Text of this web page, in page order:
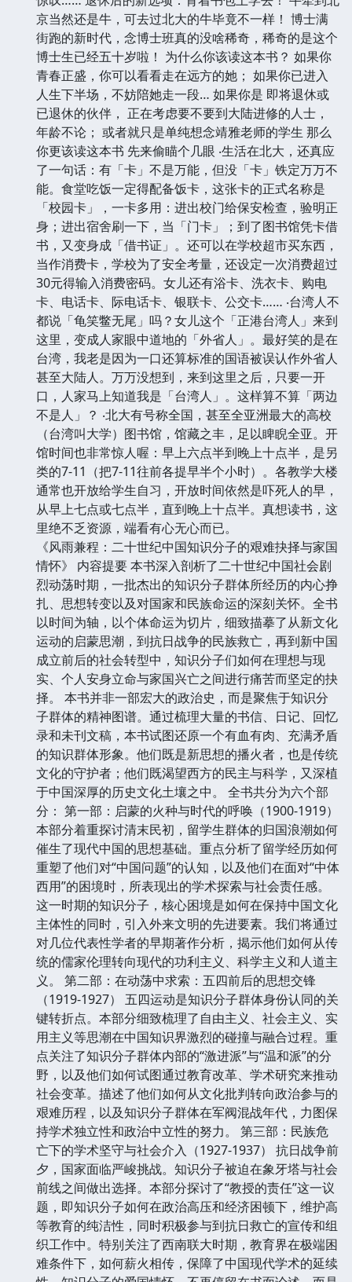
京当然还是牛，可去过北大的牛毕竟不一样！ 博士满
街跑的新时代，念博士班真的没啥稀奇，稀奇的是这个
博士生已经五十岁啦！ 为什么你该读这本书？ 如果你
青春正盛，你可以看看走在远方的她； 如果你已进入
人生下半场，不妨陪她走一段… 如果你是 即将退休或
已退休的伙伴， 正在考虑要不要到大陆进修的人士，
年龄不论； 或者就只是单纯想念靖雅老师的学生 那么
你更该读这本书 先来偷瞄个几眼 ‧生活在北大，还真应
了一句话：有「卡」不是万能，但没「卡」铁定万万不
能。食堂吃饭一定得配备饭卡，这张卡的正式名称是
「校园卡」，一卡多用：进出校门给保安检查，验明正
身；进出宿舍刷一下，当「门卡」；到了图书馆凭卡借
书，又变身成「借书证」。还可以在学校超市买东西，
当作消费卡，学校为了安全考量，还设定一次消费超过
30元得输入消费密码。女儿还有浴卡、洗衣卡、购电
卡、电话卡、际电话卡、银联卡、公交卡…… ‧台湾人不
都说「龟笑鳖无尾」吗？女儿这个「正港台湾人」来到
这里，变成人家眼中道地的「外省人」。最好笑的是在
台湾，我老是因为一口还算标准的国语被误认作外省人
甚至大陆人。万万没想到，来到这里之后，只要一开
口，人家马上知道我是「台湾人」。这样算不算「两边
不是人」？ ‧北大有号称全国，甚至全亚洲最大的高校
（台湾叫大学）图书馆，馆藏之丰，足以睥睨全亚。开
馆时间也非常惊人喔：早上六点半到晚上十点半，是另
类的7-11（把7-11往前各提早半个小时）。各教学大楼
通常也开放给学生自习，开放时间依然是吓死人的早，
从早上七点或七点半，直到晚上十点半。真想读书，这
里绝不乏资源，端看有心无心而已。
《风雨兼程：二十世纪中国知识分子的艰难抉择与家国
情怀》 内容提要 本书深入剖析了二十世纪中国社会剧
烈动荡时期，一批杰出的知识分子群体所经历的内心挣
扎、思想转变以及对国家和民族命运的深刻关怀。全书
以时间为轴，以个体命运为切片，细致描摹了从新文化
运动的启蒙思潮，到抗日战争的民族救亡，再到新中国
成立前后的社会转型中，知识分子们如何在理想与现
实、个人安身立命与家国兴亡之间进行痛苦而坚定的抉
择。 本书并非一部宏大的政治史，而是聚焦于知识分
子群体的精神图谱。通过梳理大量的书信、日记、回忆
录和未刊文稿，本书试图还原一个有血有肉、充满矛盾
的知识群体形象。他们既是新思想的播火者，也是传统
文化的守护者；他们既渴望西方的民主与科学，又深植
于中国深厚的历史文化土壤之中。 全书共分为六个部
分： 第一部：启蒙的火种与时代的呼唤（1900-1919）
本部分着重探讨清末民初，留学生群体的归国浪潮如何
催生了现代中国的思想基础。重点分析了留学经历如何
重塑了他们对“中国问题”的认知，以及他们在面对“中体
西用”的困境时，所表现出的学术探索与社会责任感。
这一时期的知识分子，核心困境是如何在保持中国文化
主体性的同时，引入外来文明的先进要素。我们将通过
对几位代表性学者的早期著作分析，揭示他们如何从传
统的儒家伦理转向现代的功利主义、科学主义和人道主
义。 第二部：在动荡中求索：五四前后的思想交锋
（1919-1927） 五四运动是知识分子群体身份认同的关
键转折点。本部分细致梳理了自由主义、社会主义、实
用主义等思潮在中国知识界激烈的碰撞与融合过程。重
点关注了知识分子群体内部的“激进派”与“温和派”的分
野，以及他们如何试图通过教育改革、学术研究来推动
社会变革。描述了他们如何从文化批判转向政治参与的
艰难历程，以及知识分子群体在军阀混战年代，力图保
持学术独立性和政治中立性的努力。 第三部：民族危
亡下的学术坚守与社会介入（1927-1937） 抗日战争前
夕，国家面临严峻挑战。知识分子被迫在象牙塔与社会
前线之间做出选择。本部分探讨了“教授的责任”这一议
题，即知识分子如何在政治高压和经济困顿下，维护高
等教育的纯洁性，同时积极参与到抗日救亡的宣传和组
织工作中。特别关注了西南联大时期，教育界在极端困
难条件下，如何薪火相传，保障了中国现代学术的延续